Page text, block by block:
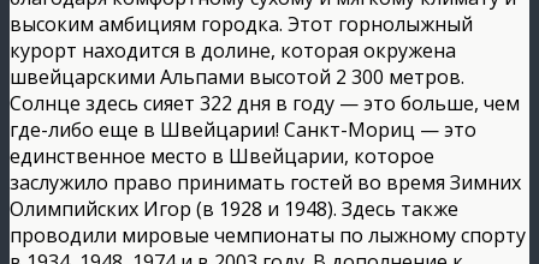
высоким амбициям городка. Этот горнолыжный
курорт находится в долине, которая окружена
швейцарскими Альпами высотой 2 300 метров.
Солнце здесь сияет 322 дня в году — это больше, чем
где-либо еще в Швейцарии! Санкт-Мориц — это
единственное место в Швейцарии, которое
заслужило право принимать гостей во время Зимних
Олимпийских Игор (в 1928 и 1948). Здесь также
проводили мировые чемпионаты по лыжному спорту